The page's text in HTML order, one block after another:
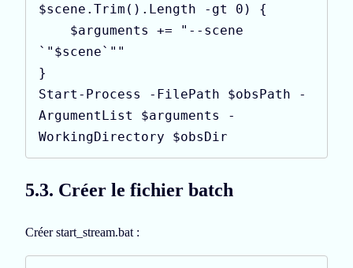
$scene.Trim().Length -gt 0) {
$arguments += "--scene
`"$scene`""
}
Start-Process -FilePath $obsPath -
ArgumentList $arguments -
WorkingDirectory $obsDir
5.3. Créer le fichier batch
Créer start_stream.bat :